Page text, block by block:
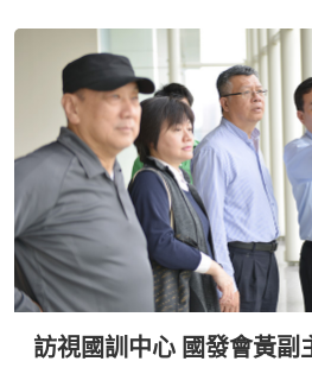
訪視國訓中心 國發會黃副